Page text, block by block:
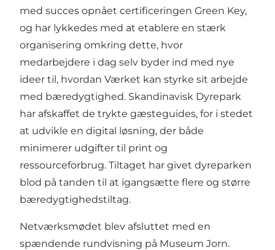
med succes opnået certificeringen Green Key,
og har lykkedes med at etablere en stærk
organisering omkring dette, hvor
medarbejdere i dag selv byder ind med nye
ideer til, hvordan Værket kan styrke sit arbejde
med bæredygtighed. Skandinavisk Dyrepark
har afskaffet de trykte gæsteguides, for i stedet
at udvikle en digital løsning, der både
minimerer udgifter til print og
ressourceforbrug. Tiltaget har givet dyreparken
blod på tanden til at igangsætte flere og større
bæredygtighedstiltag.
Netværksmødet blev afsluttet med en
spændende rundvisning på Museum Jorn.